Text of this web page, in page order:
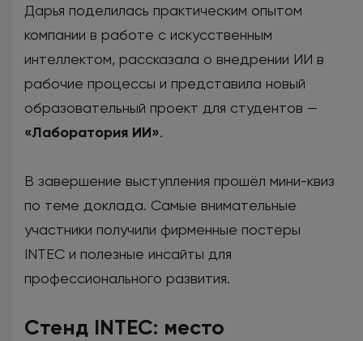
Дарья поделилась практическим опытом
компании в работе с искусственным
интеллектом, рассказала о внедрении ИИ в
рабочие процессы и представила новый
образовательный проект для студентов —
«Лаборатория ИИ».
В завершение выступления прошёл мини-квиз
по теме доклада. Самые внимательные
участники получили фирменные постеры
INTEC и полезные инсайты для
профессионального развития.
Стенд INTEC: место